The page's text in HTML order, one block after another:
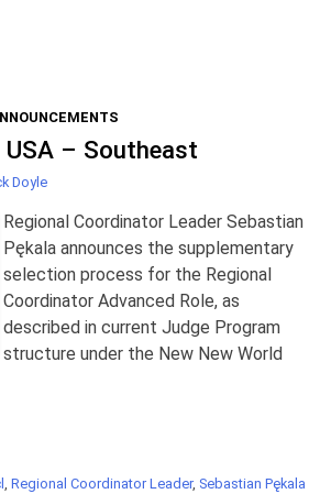
USA – Southeast
Doyle
Regional Coordinator Leader Sebastian
Pękala announces the supplementary
selection process for the Regional
Coordinator Advanced Role, as
described in current Judge Program
structure under the New New World
, Regional Coordinator Leader, Sebastian Pękala